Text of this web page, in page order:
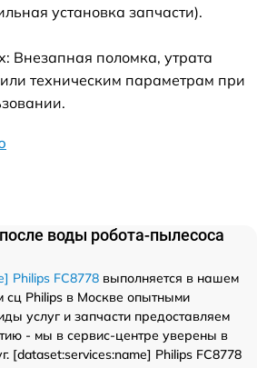
установка запчасти).
Внезапная поломка, утрата
техническим параметрам при
воды робота-пылесоса
Philips FC8778 выполняется в нашем
сц Philips в Москве опытными
услуг и запчасти предоставляем
- мы в сервис-центре уверены в
[dataset:services:name] Philips FC8778